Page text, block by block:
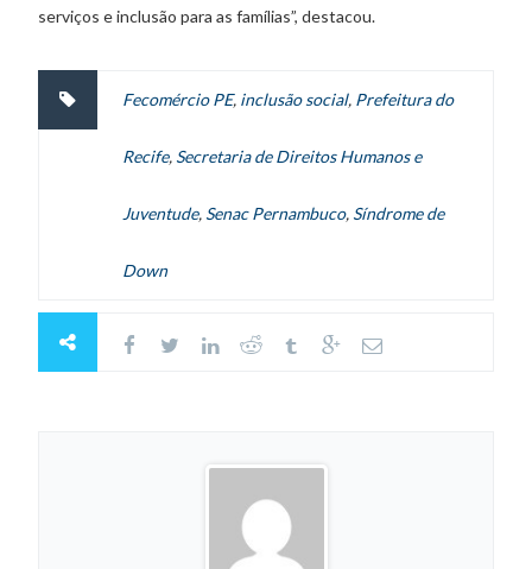
serviços e inclusão para as famílias”, destacou.
Fecomércio PE, inclusão social, Prefeitura do
Recife, Secretaria de Direitos Humanos e
Juventude, Senac Pernambuco, Síndrome de
Down